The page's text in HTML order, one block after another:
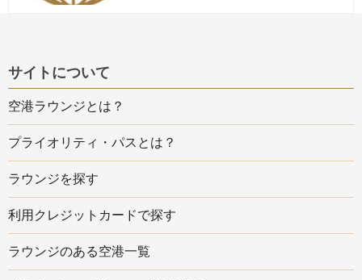
サイトについて
空港ラウンジとは？
プライオリティ・パスとは？
ラウンジを探す
利用クレジットカードで探す
ラウンジのある空港一覧